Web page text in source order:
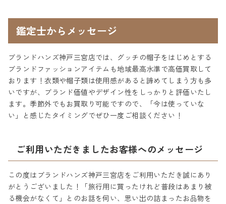
鑑定士からメッセージ
ブランドハンズ神戸三宮店では、グッチの帽子をはじめとする
ブランドファッションアイテムも地域最高水準で高価買取して
おります！衣類や帽子類は使用感があると諦めてしまう方も多
いですが、ブランド価値やデザイン性をしっかりと評価いたし
ます。季節外でもお買取り可能ですので、「今は使っていな
い」と感じたタイミングでぜひ一度ご相談ください！
ご利用いただきましたお客様へのメッセージ
この度はブランドハンズ神戸三宮店をご利用いただき誠にあり
がとうございました！「旅行用に買ったけれど普段はあまり被
る機会がなくて」とのお話を伺い、思い出の詰まったお品物を